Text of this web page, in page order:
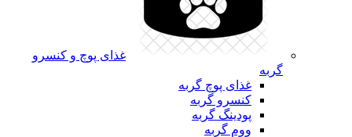
غذای پوچ و کنسرو
گربه
غذای پوچ گربه
کنسرو گربه
پودینگ گربه
ووم گربه